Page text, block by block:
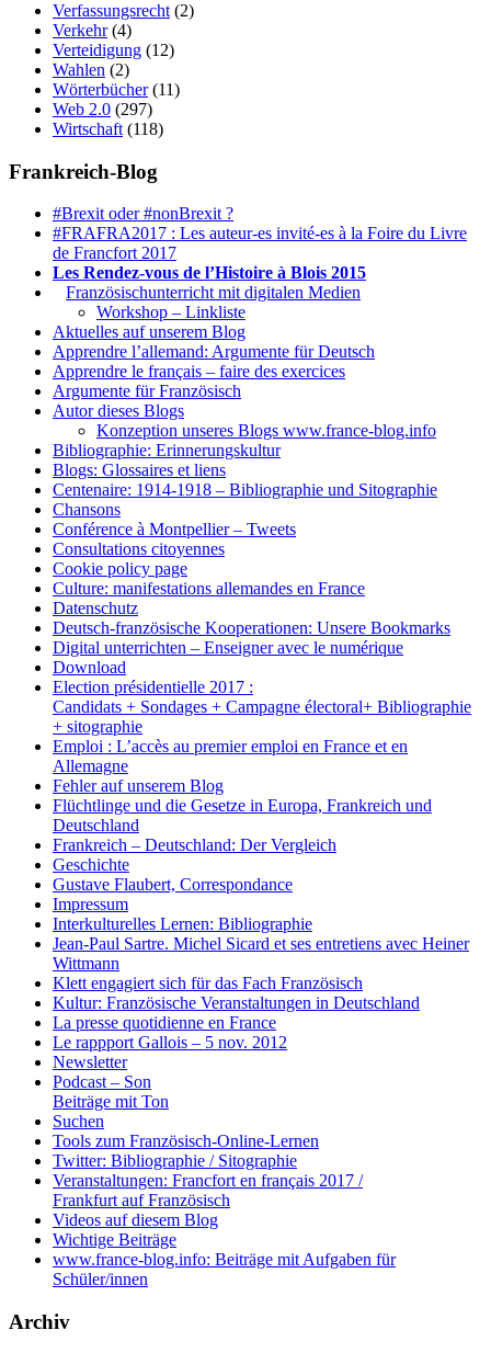
Verfassungsrecht (2)
Verkehr(4)
Verteidigung (12)
Wahlen (2)
Wörterbücher(11)
Web 2.0 (297)
Wirtschaft (118)
Frankreich-Blog
#Brexit oder #nonBrexit ?
#FRAFRA2017 : Les auteur-es invité-es à la Foire du Livre
de Francfort 2017
Les Rendez-vous de l’Histoire à Blois 2015
Französischunterricht mit digitalen Medien
Workshop – Linkliste
Aktuelles auf unserem Blog
Apprendre l’allemand: Argumente für Deutsch
Apprendre le français – faire des exercices
Argumente für Französisch
Autor dieses Blogs
Konzeption unseres Blogs www.france-blog.info
Bibliographie: Erinnerungskultur
Blogs: Glossaires et liens
Centenaire: 1914-1918 – Bibliographie und Sitographie
Chansons
Conférence à Montpellier – Tweets
Consultations citoyennes
Cookie policy page
Culture: manifestations allemandes en France
Datenschutz
Deutsch-französische Kooperationen: Unsere Bookmarks
Digital unterrichten – Enseigner avec le numérique
Download
Election présidentielle 2017 :
Candidats + Sondages + Campagne électoral+ Bibliographie
+ sitographie
Emploi : L’accès au premier emploi en France et en
Allemagne
Fehler auf unserem Blog
Flüchtlinge und die Gesetze in Europa, Frankreich und
Deutschland
Frankreich – Deutschland: Der Vergleich
Geschichte
Gustave Flaubert, Correspondance
Impressum
Interkulturelles Lernen: Bibliographie
Jean-Paul Sartre. Michel Sicard et ses entretiens avec Heiner
Wittmann
Klett engagiert sich für das Fach Französisch
Kultur: Französische Veranstaltungen in Deutschland
La presse quotidienne en France
Le rappport Gallois – 5 nov. 2012
Newsletter
Podcast – Son
Beiträge mit Ton
Suchen
Tools zum Französisch-Online-Lernen
Twitter: Bibliographie / Sitographie
Veranstaltungen: Francfort en français 2017 /
Frankfurt auf Französisch
Videos auf diesem Blog
Wichtige Beiträge
www.france-blog.info: Beiträge mit Aufgaben für
Schüler/innen
Archiv